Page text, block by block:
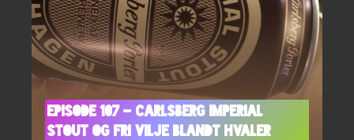
Episode 107 – Carlsberg Imperial
Stout og Fri Vilje Blandt Hvaler